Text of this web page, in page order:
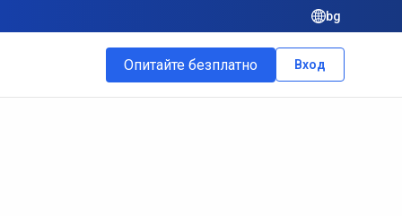
bg
Опитайте безплатно Вход